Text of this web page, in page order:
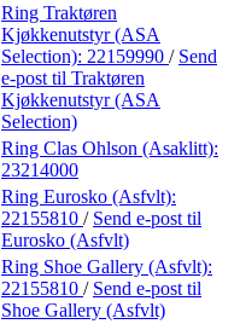
Ring Traktøren
Kjøkkenutstyr (ASA
Selection): 22159990 / Send
e-post til Traktøren
Kjøkkenutstyr (ASA
Selection)
Ring Clas Ohlson (Asaklitt):
23214000
Ring Eurosko (Asfvlt):
22155810 / Send e-post til
Eurosko (Asfvlt)
Ring Shoe Gallery (Asfvlt):
22155810 / Send e-post til
Shoe Gallery (Asfvlt)